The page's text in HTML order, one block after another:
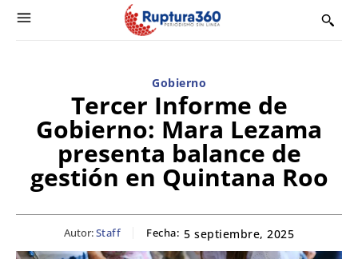
Gobierno
Tercer Informe de
Gobierno: Mara Lezama
presenta balance de
gestión en Quintana Roo
Autor:Staff Fecha: 5 septiembre, 2025